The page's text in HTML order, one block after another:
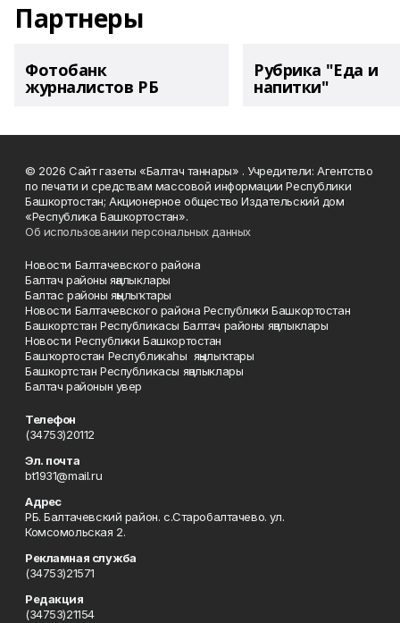
Партнеры
Фотобанк
журналистов РБ
Рубрика "Еда и
напитки"
© 2026 Сайт газеты «Балтач таннары» . Учредители: Агентство
по печати и средствам массовой информации Республики
Башкортостан; Акционерное общество Издательский дом
«Республика Башкортостан».
Об использовании персональных данных
Новости Балтачевского района
Балтач районы яңалыклары
Балтас районы яңылыҡтары
Новости Балтачевского района Республики Башкортостан
Башкортстан Республикасы Балтач районы яңалыклары
Новости Республики Башкортостан
Башҡортостан Республикаһы яңылыҡтары
Башкортстан Республикасы яңалыклары
Балтач районын увер
Телефон
(34753)20112
Эл. почта
bt1931@mail.ru
Адрес
РБ. Балтачевский район. с.Старобалтачево. ул.
Комсомольская 2.
Рекламная служба
(34753)21571
Редакция
(34753)21154